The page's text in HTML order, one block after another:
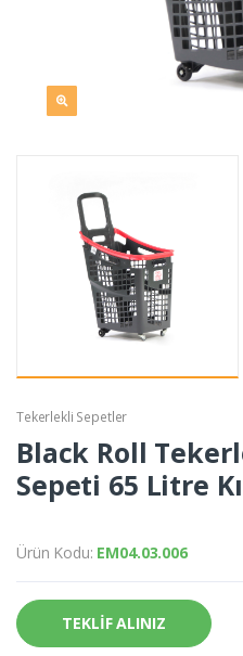
Tekerlekli Sepetler
Black Roll
Sepeti 65 Litre
Ürün Kodu: EM04.03.006
TEKLİF ALINIZ